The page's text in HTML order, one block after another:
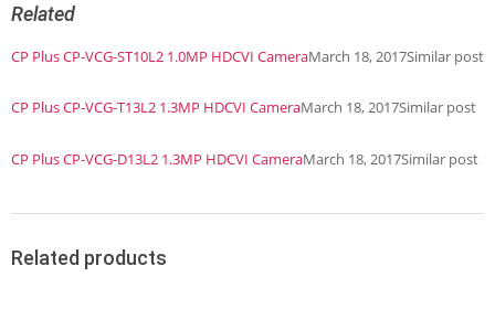
Related
CP Plus CP-VCG-ST10L2 1.0MP HDCVI CameraMarch 18, 2017Similar post
CP Plus CP-VCG-T13L2 1.3MP HDCVI CameraMarch 18, 2017Similar post
CP Plus CP-VCG-D13L2 1.3MP HDCVI CameraMarch 18, 2017Similar post
Related products